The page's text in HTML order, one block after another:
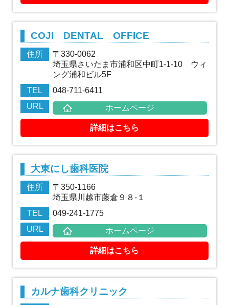
COJI DENTAL OFFICE
住所
〒330-0062
埼玉県さいたま市浦和区中町1-1-10 ウィ
ング浦和ビル5F
TEL
048-711-6411
URL
ホームページ
詳細はこちら
大東にし歯科医院
住所
〒350-1166
埼玉県川越市藤倉９８-１
TEL
049-241-1775
URL
ホームページ
詳細はこちら
カルナ歯科クリニック